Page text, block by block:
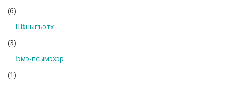
(6)
Шӏэныгъэтх
(3)
Ӏэмэ-псымэхэр
(1)